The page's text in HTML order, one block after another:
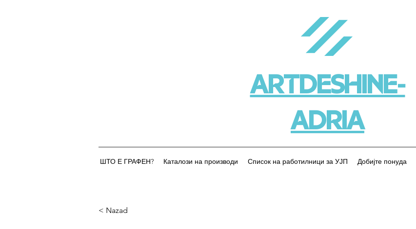
ARTDESHINE-
ADRIA
ШТО Е ГРАФЕН? Каталози на производи Список на работилници за УЈП Добијте понуда
< Nazad